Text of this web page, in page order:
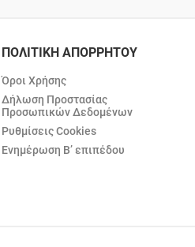
ΠΟΛΙΤΙΚΗ ΑΠΟΡΡΗΤΟΥ
Όροι Χρήσης
Δήλωση Προστασίας
Προσωπικών Δεδομένων
Ρυθμίσεις Cookies
Ενημέρωση Β’ επιπέδου